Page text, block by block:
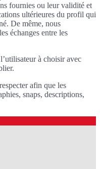
fournies ou leur validité et
ultérieures du profil qui
De même, nous
échanges entre les
à choisir avec
afin que les
snaps, descriptions,